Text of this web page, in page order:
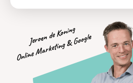
Jeroen de Koning
Online Marketing & Google